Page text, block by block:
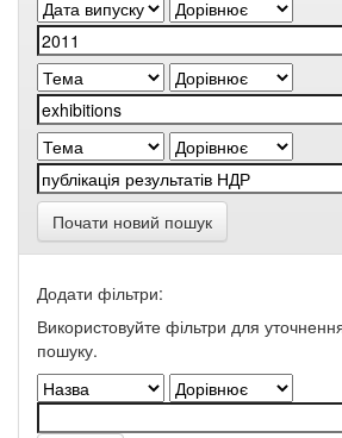
Почати новий пошук
Додати фільтри:
Використовуйте фільтри для
пошуку.